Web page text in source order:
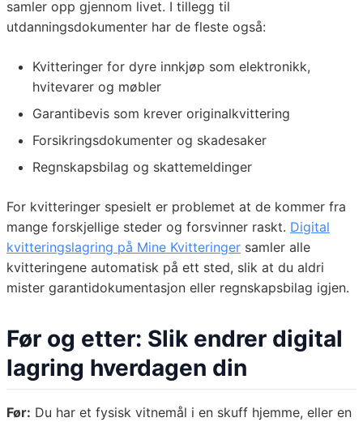
samler opp gjennom livet. I tillegg til
utdanningsdokumenter har de fleste også:
Kvitteringer for dyre innkjøp som elektronikk,
hvitevarer og møbler
Garantibevis som krever originalkvittering
Forsikringsdokumenter og skadesaker
Regnskapsbilag og skattemeldinger
For kvitteringer spesielt er problemet at de kommer fra
mange forskjellige steder og forsvinner raskt. Digital
kvitteringslagring på Mine Kvitteringer samler alle
kvitteringene automatisk på ett sted, slik at du aldri
mister garantidokumentasjon eller regnskapsbilag igjen.
Før og etter: Slik endrer digital
lagring hverdagen din
Før: Du har et fysisk vitnemål i en skuff hjemme, eller en